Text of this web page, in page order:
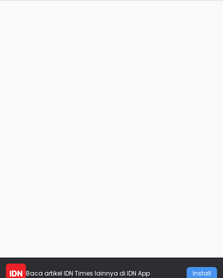
Baca artikel IDN Times lainnya di IDN App Install